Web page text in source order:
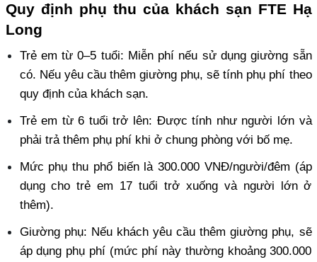
Quy định phụ thu của khách sạn FTE Hạ
Long
Trẻ em từ 0–5 tuổi: Miễn phí nếu sử dụng giường sẵn
có. Nếu yêu cầu thêm giường phụ, sẽ tính phụ phí theo
quy định của khách sạn.
Trẻ em từ 6 tuổi trở lên: Được tính như người lớn và
phải trả thêm phụ phí khi ở chung phòng với bố mẹ.
Mức phụ thu phổ biến là 300.000 VNĐ/người/đêm (áp
dụng cho trẻ em 17 tuổi trở xuống và người lớn ở
thêm).
Giường phụ: Nếu khách yêu cầu thêm giường phụ, sẽ
áp dụng phụ phí (mức phí này thường khoảng 300.000